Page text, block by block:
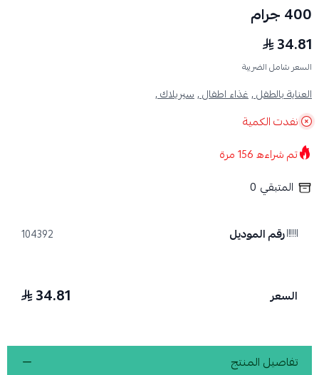
400 جرام
34.81
السعر شامل الضريبة
العناية بالطفل ,غذاء اطفال ,سيريلاك ,
نفدت الكمية
تم شراءه156مرة
المتبقي 0
رقم الموديل 104392
السعر 34.81
تفاصيل المنتج